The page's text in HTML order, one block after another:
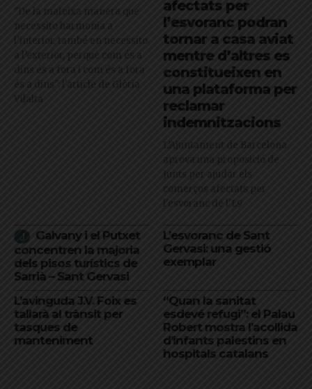
"De la mateixa manera que
necessito harmonia a
l’interior, també en necessito
a l’exterior, perquè com és a
dins és a fora i com és a fora
és a dins": l'article de Glòria
Vilalta
afectats per
l’esvoranc podran
tornar a casa aviat
mentre d’altres es
constitueixen en
una plataforma per
reclamar
indemnitzacions
L’Ajuntament de Barcelona
aprova una proposició de
Junts per ajudar els
comerços afectats per
l'esvoranc de l'L9
Galvany i el Putxet
concentren la majoria
dels pisos turístics de
Sarrià – Sant Gervasi
L’esvoranc de Sant
Gervasi: una gestió
exemplar
L’avinguda J.V. Foix es
tallarà al trànsit per
tasques de
manteniment
“Quan la sanitat
esdevé refugi”: el Palau
Robert mostra l’acollida
d’infants palestins en
hospitals catalans